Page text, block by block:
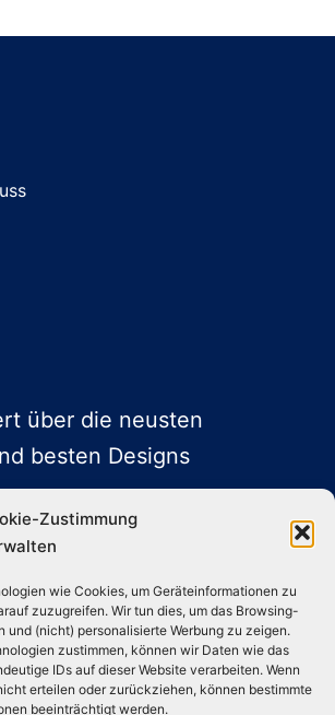
Zustimmung
wie Cookies, um Geräteinformationen zu
zuzugreifen. Wir tun dies, um das Browsing-
und (nicht) personalisierte Werbung zu zeigen.
zustimmen, können wir Daten wie das
IDs auf dieser Website verarbeiten. Wenn
erteilen oder zurückziehen, können bestimmte
beeinträchtigt werden.
über die neusten
besten Designs
Social Media